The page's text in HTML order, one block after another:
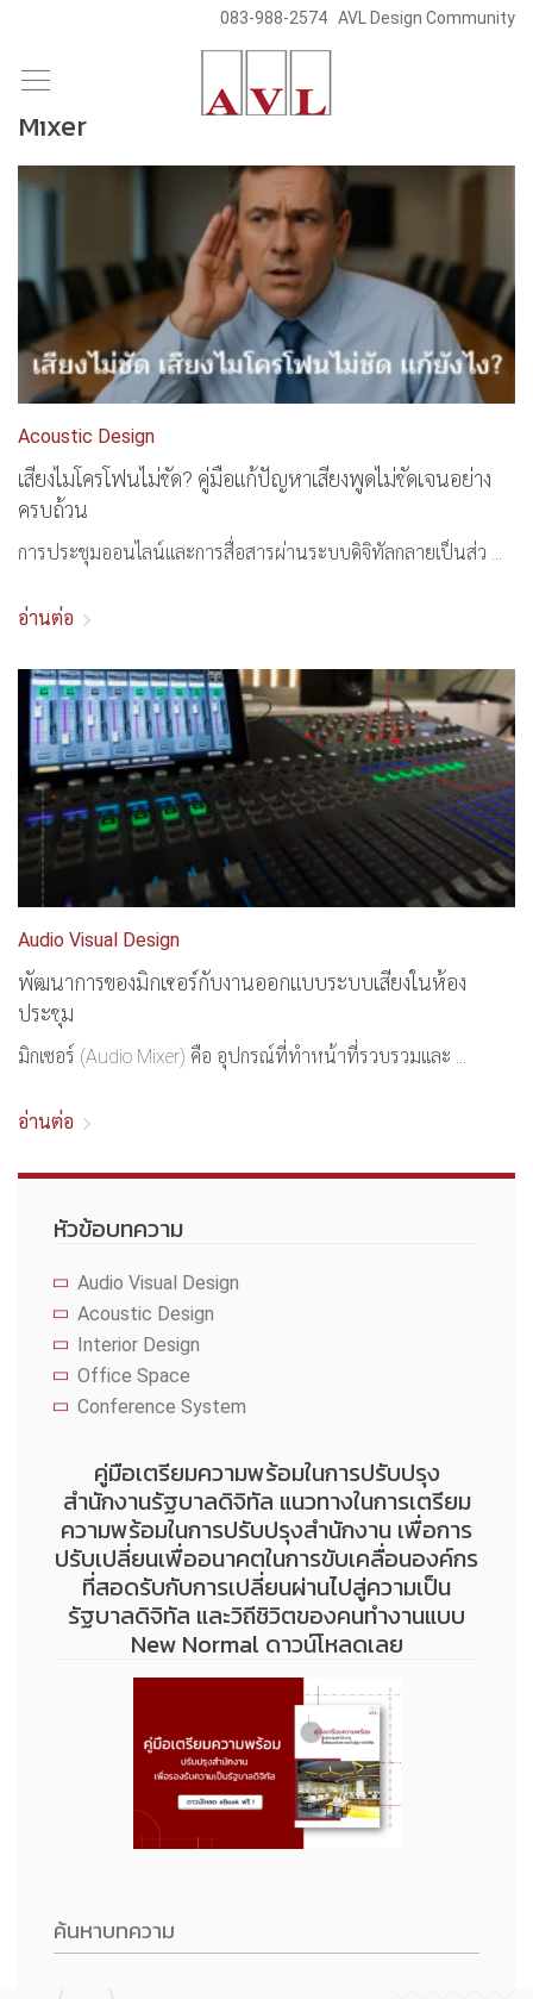
content
083-988-2574 AVL Design Community
Mixer
Acoustic Design
เสียงไมโครโฟนไม่ชัด? คู่มือแก้ปัญหาเสียงพูดไม่ชัดเจนอย่าง
ครบถ้วน
การประชุมออนไลน์และการสื่อสารผ่านระบบดิจิทัลกลายเป็นส่ว ...
อ่านต่อ
Audio Visual Design
พัฒนาการของมิกเซอร์กับงานออกแบบระบบเสียงในห้อง
ประชุม
มิกเซอร์ (Audio Mixer) คือ อุปกรณ์ที่ทำหน้าที่รวบรวมและ ...
อ่านต่อ
หัวข้อบทความ
Audio Visual Design
Acoustic Design
Interior Design
Office Space
Conference System
คู่มือเตรียมความพร้อมในการปรับปรุง
สำนักงานรัฐบาลดิจิทัล แนวทางในการเตรียม
ความพร้อมในการปรับปรุงสำนักงาน เพื่อการ
ปรับเปลี่ยนเพื่ออนาคตในการขับเคลื่อนองค์กร
ที่สอดรับกับการเปลี่ยนผ่านไปสู่ความเป็น
รัฐบาลดิจิทัล และวิถีชิวิตของคนทำงานแบบ
New Normal ดาวน์โหลดเลย